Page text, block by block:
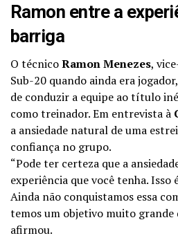
Ramon entre a
barriga
O técnicoRamon Menezes,
Sub-20 quando ainda era
de conduzir a equipe ao título
como treinador. Em entrevista à
a ansiedade natural de uma
confiança no grupo.
“Pode ter certeza que a
experiência que você tenha.
Ainda não conquistamos essa
temos um objetivo muito grande
afirmou.